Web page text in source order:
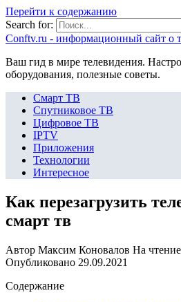
Перейти к содержанию
Search for:
Сonftv.ru - информационный сайт о
Ваш гид в мире телевидения.
оборудования, полезные советы.
Смарт ТВ
Спутниковое ТВ
Цифровое ТВ
IPTV
Приложения
Технологии
Интересное
Как перезагрузить
смарт тв
Автор Максим Коновалов На чтение
Опубликовано 29.09.2021
Содержание